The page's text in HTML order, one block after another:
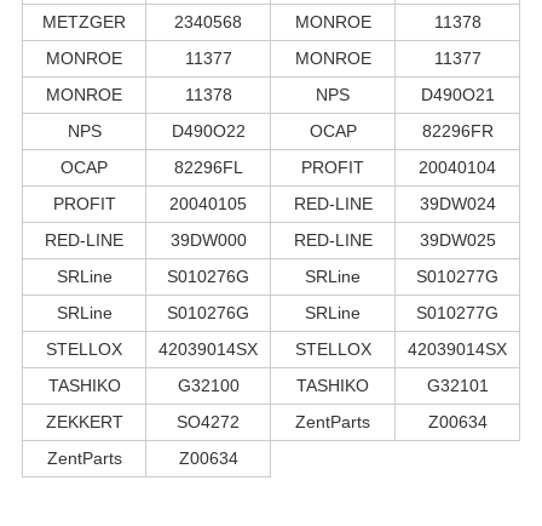
METZGER
2340568 MONROE
11378
MONROE
11377 MONROE
11377
MONROE
11378 NPS
D490O21
NPS
D490O22 OCAP
82296FR
OCAP
82296FL PROFIT
20040104
PROFIT
20040105 RED-LINE
39DW024
RED-LINE
39DW000 RED-LINE
39DW025
SRLine
S010276G SRLine
S010277G
SRLine
S010276G SRLine
S010277G
STELLOX
42039014SX STELLOX
42039014SX
TASHIKO
G32100 TASHIKO
G32101
ZEKKERT
SO4272 ZentParts
Z00634
ZentParts
Z00634